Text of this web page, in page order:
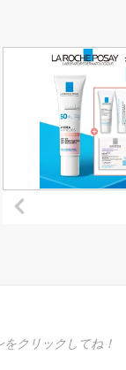
クリックしてね！